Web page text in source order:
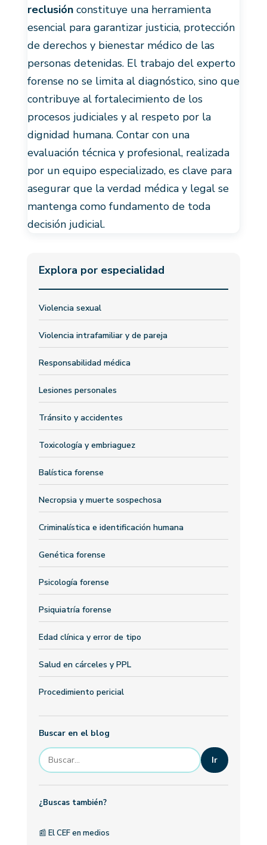
reclusiónconstituye una herramienta
esencial para garantizar justicia, protección
de derechos y bienestar médico de las
personas detenidas. El trabajo del experto
forense no se limita al diagnóstico, sino que
contribuye al fortalecimiento de los
procesos judiciales y al respeto por la
dignidad humana. Contar con una
evaluación técnica y profesional, realizada
por un equipo especializado, es clave para
asegurar que la verdad médica y legal se
mantenga como fundamento de toda
decisión judicial.
Explora por especialidad
Violencia sexual
Violencia intrafamiliar y de pareja
Responsabilidad médica
Lesiones personales
Tránsito y accidentes
Toxicología y embriaguez
Balística forense
Necropsia y muerte sospechosa
Criminalística e identificación humana
Genética forense
Psicología forense
Psiquiatría forense
Edad clínica y error de tipo
Salud en cárceles y PPL
Procedimiento pericial
Buscar en el blog
Ir
¿Buscas también?
📰 El CEF en medios